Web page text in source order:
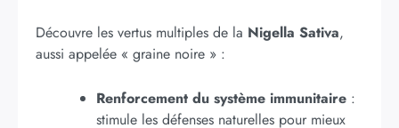
Découvre les vertus multiples de la Nigella Sativa,
aussi appelée « graine noire » :
Renforcement du système immunitaire :
stimule les défenses naturelles pour mieux